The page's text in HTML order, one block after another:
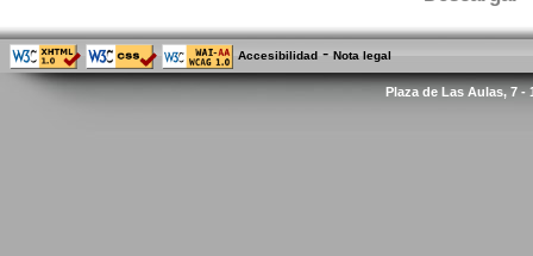
Accesibilidad - Nota legal
Plaza de Las Aulas, 7 -